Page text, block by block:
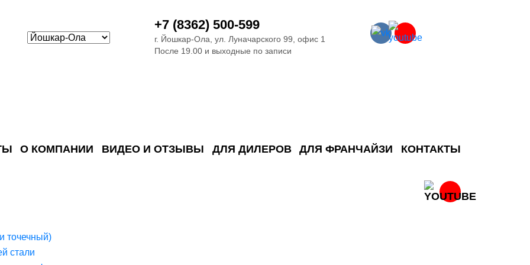
+7 (8362) 500-599
г. Йошкар-Ола, ул. Луначарского 99, офис 1
После 19.00 и выходные по записи
О КОМПАНИИ ВИДЕО И ОТЗЫВЫ ДЛЯ ДИЛЕРОВ ДЛЯ ФРАНЧАЙЗИ КОНТАКТЫ
точечный)
стали